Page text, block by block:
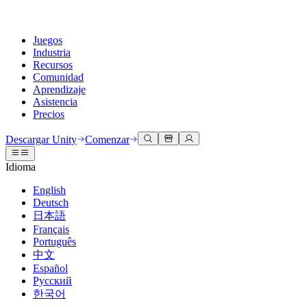
Juegos
Industria
Recursos
Comunidad
Aprendizaje
Asistencia
Precios
Motor de Unity
Crea juegos 2D y 3D para cualquier plataforma
Colaboración
Colabora e itera rápidamente con tu equipo
Descargar Unity
Planes y precios
Implementar
Multiplataforma
Colaboración 3D
Construye y revisa proyectos 3D en tiempo real
Capacitación envolvente
Capacitación en entornos envolventes
Experiencias del cliente
Crea experiencias interactivas en 3D
Industrias
Fabricación
Documentación
Herramientas para desarrolladores
Versiones de lanzamiento y rastreador de problemas
Hoja de ruta
Revisar características próximas
Glosario
Discusiones
Eventos
Eventos globales y locales
Historias de la comunidad
Hecho con Unity
Presentando a los creadores de Unity
Unity Learn
Domina las habilidades de Unity de forma gratuita
Capacitación profesional
Mejora tu equipo con entrenadores de Unity
¿No tienes experiencia con Unity?
Primeros pasos
Pon en marcha tu aprendizaje
Rutas esenciales de Unity
Obtener ayuda
Ayudándote a tener éxito con Unity
Planes de éxito
Alcanza tus metas más rápido con soporte experto
PREGUNTAS FRECUENTES
Respuestas a preguntas comunes
Contáctanos
Conéctate con nuestro equipo
Descargar Unity Comenzar
Idioma
English
Deutsch
日本語
Français
Português
中文
Español
Русский
한국어